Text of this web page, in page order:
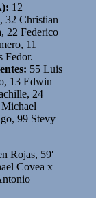
12
32 Christian
22 Federico
11
Fedor.
55 Luis
13 Edwin
24
99 Stevy
Rojas, 59′
Covea x